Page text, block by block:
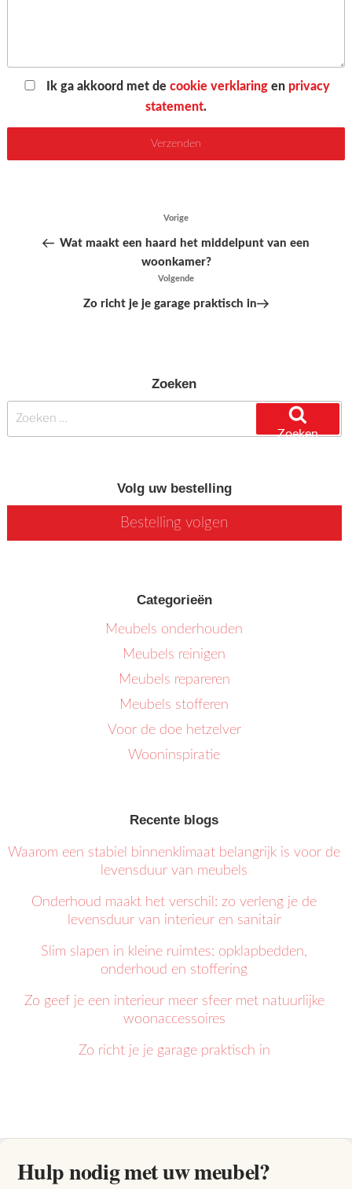
Ik ga akkoord met decookie verklaring en privacy
statement.
Vorig
bericht
Vorige
Wat maakt een haard het middelpunt van een
woonkamer?
Volgend
bericht
Volgende
Zo richt je je garage praktisch in
Zoeken
Zoeken
Zoeken
Volg uw bestelling
Bestelling volgen
Categorieën
Meubels onderhouden
Meubels reinigen
Meubels repareren
Meubels stofferen
Voor de doe hetzelver
Wooninspiratie
Recente blogs
Waarom een stabiel binnenklimaat belangrijk is voor de
levensduur van meubels
Onderhoud maakt het verschil: zo verleng je de
levensduur van interieur en sanitair
Slim slapen in kleine ruimtes: opklapbedden,
onderhoud en stoffering
Zo geef je een interieur meer sfeer met natuurlijke
woonaccessoires
Zo richt je je garage praktisch in
Hulp nodig met uw meubel?